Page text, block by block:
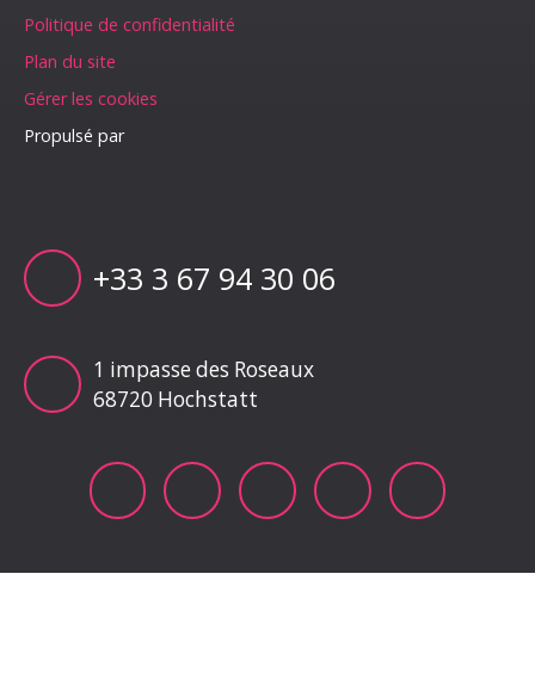
Politique de confidentialité
Plan du site
Gérer les cookies
Propulsé par
+33 3 67 94 30 06
1 impasse des Roseaux
68720 Hochstatt